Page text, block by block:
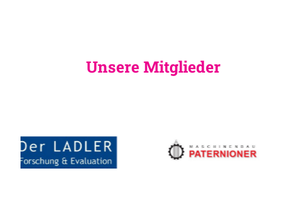
Unsere Mitglieder